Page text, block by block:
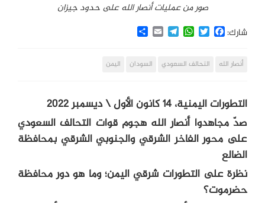
صور من عمليات أنصار الله على حدود جيزان
شارك:
Facebook
Twitter
WhatsApp
Telegram
Email
Share
أنصار الله التحالف السعودي السودان اليمن
التطورات اليمنية، 14 كانون الأول \ ديسمبر 2022
صدّ مجاهدوا أنصار الله هجوم قوات التحالف السعودي
على محور الفاخر الشرقي والجنوبي الشرقي بمحافظة
الضالع
نظرة على التطورات شرقي اليمن؛ وما هو دور محافظة
حضرموت؟